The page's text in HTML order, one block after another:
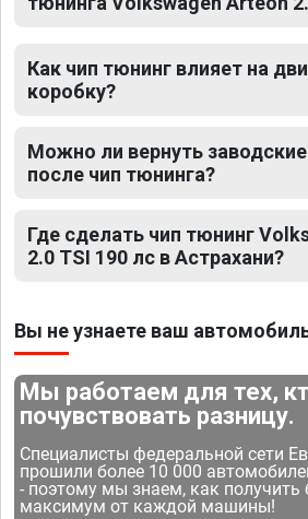
Как чип тюнинг влияет на
коробку?
Можно ли вернуть
после чип тюнинга?
Где сделать чип тюнинг
2.0 TSI 190 лс в Астрахани?
Вы не узнаете ваш
Мы работаем для тех,
почувствовать разницу.
Специалисты федеральной сети
прошили более 10 000
- поэтому мы знаем, как получить
максимум от каждой машины!